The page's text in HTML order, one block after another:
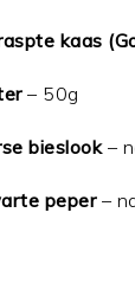
kaas
– 50g
bieslook–
peper–